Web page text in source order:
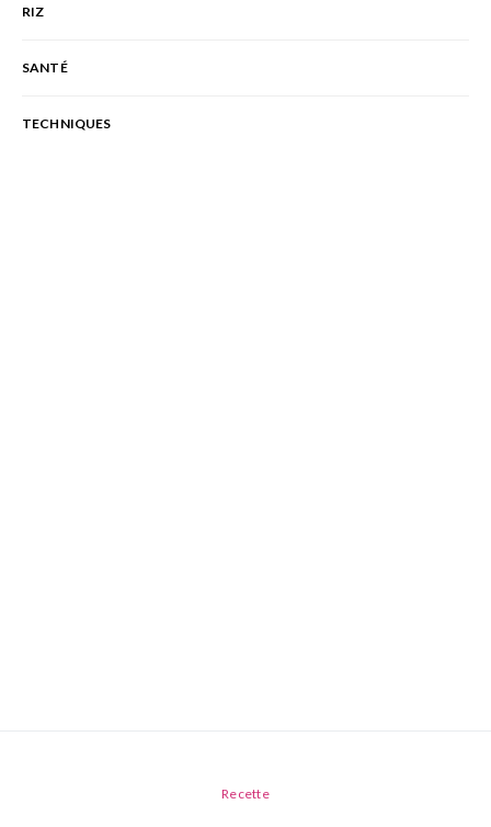
RIZ
SANTÉ
TECHNIQUES
Recette